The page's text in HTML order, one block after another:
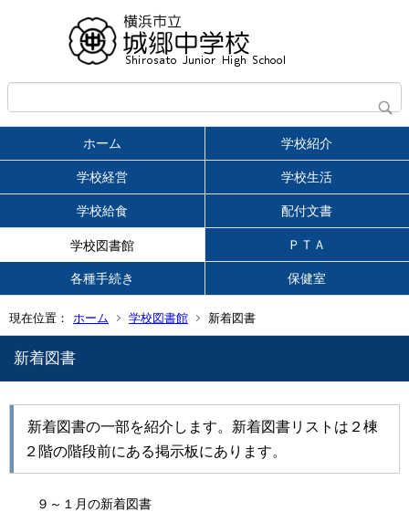
ホーム 学校紹介
学校経営 学校生活
学校給食 配付文書
学校図書館 ＰＴＡ
各種手続き 保健室
現在位置： ホーム 学校図書館 新着図書
新着図書
新着図書の一部を紹介します。新着図書リストは２棟
２階の階段前にある掲示板にあります。
９～１月の新着図書